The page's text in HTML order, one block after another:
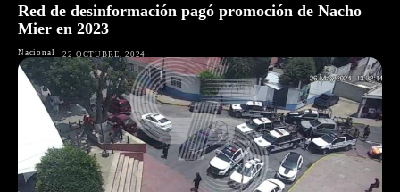
Red de desinformación pagó promoción de Nacho
Mier en 2023
Nacional 22 OCTUBRE, 2024